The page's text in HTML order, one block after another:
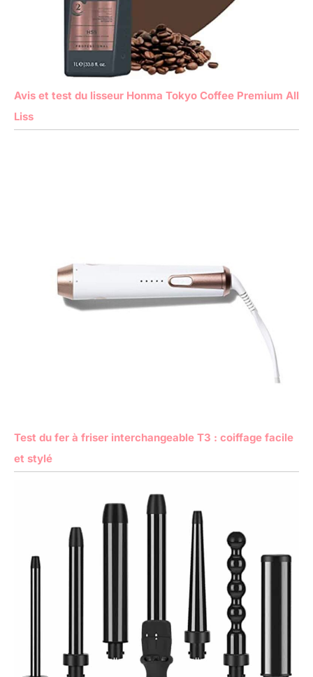
Avis et test du lisseur Honma Tokyo Coffee Premium All
Liss
Test du fer à friser interchangeable T3 : coiffage facile
et stylé